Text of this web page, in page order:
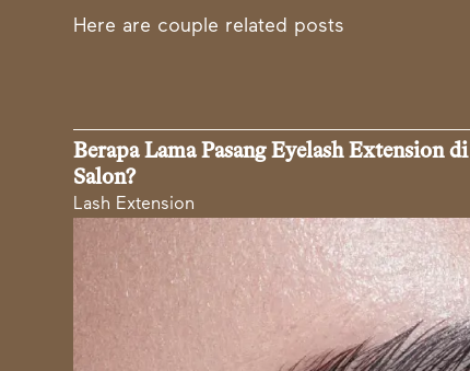
Here are couple related posts
Berapa Lama Pasang Eyelash Extension di
Salon?
Lash Extension